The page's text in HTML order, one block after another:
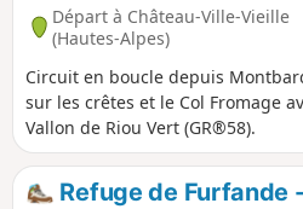
Départ à Château-Ville-Vieille
(Hautes-Alpes)
Circuit en boucle depuis
sur les crêtes et le Col Fromage
Vallon de Riou Vert (GR®58).
Refuge de Furfande